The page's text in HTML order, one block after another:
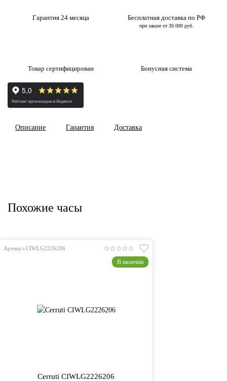
Гарантия 24 месяца Бесплатная доставка по РФ
при заказе от 30.000 руб.
Товар сертифицирован Бонусная система
Описание Гарантия Доставка
Похожие часы
Артикул CIWLG2226206
В наличии
Cerruti CIWLG2226206